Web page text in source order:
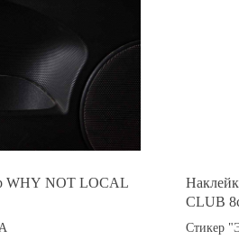
WHY NOT LOCAL
CLUB
Стикер